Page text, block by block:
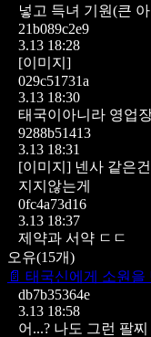
넣고 득녀 기원(큰
21b089c2e9
3.13 18:28
[이미지]
029c51731a
3.13 18:30
태국이아니라 영업
9288b51413
3.13 18:31
[이미지] 넨사 같은
지지않는게
0fc4a73d16
3.13 18:37
제약과 서약 ㄷㄷ
오유(15개)
📄 태국신에게 소원을
db7b35364e
3.13 18:58
어...? 나도 그런 팔